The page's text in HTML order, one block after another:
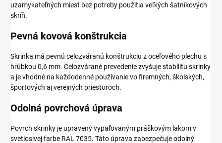
uzamykateľných miest bez potreby použitia veľkých šatníkových
skríň.
Pevná kovová konštrukcia
Skrinka má pevnú celozváranú konštrukciu z oceľového plechu s
hrúbkou 0,6 mm. Celozvárané prevedenie zvyšuje stabilitu skrinky
a je vhodné na každodenné používanie vo firemných, školských,
športových aj verejných priestoroch.
Odolná povrchová úprava
Povrch skrinky je upravený vypaľovaným práškovým lakom v
svetlosivej farbe RAL 7035. Táto úprava zabezpečuje odolný